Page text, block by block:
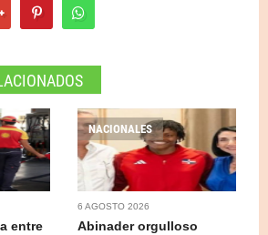
entre
NACIONALES
6 AGOSTO 2026
Abinader orgulloso